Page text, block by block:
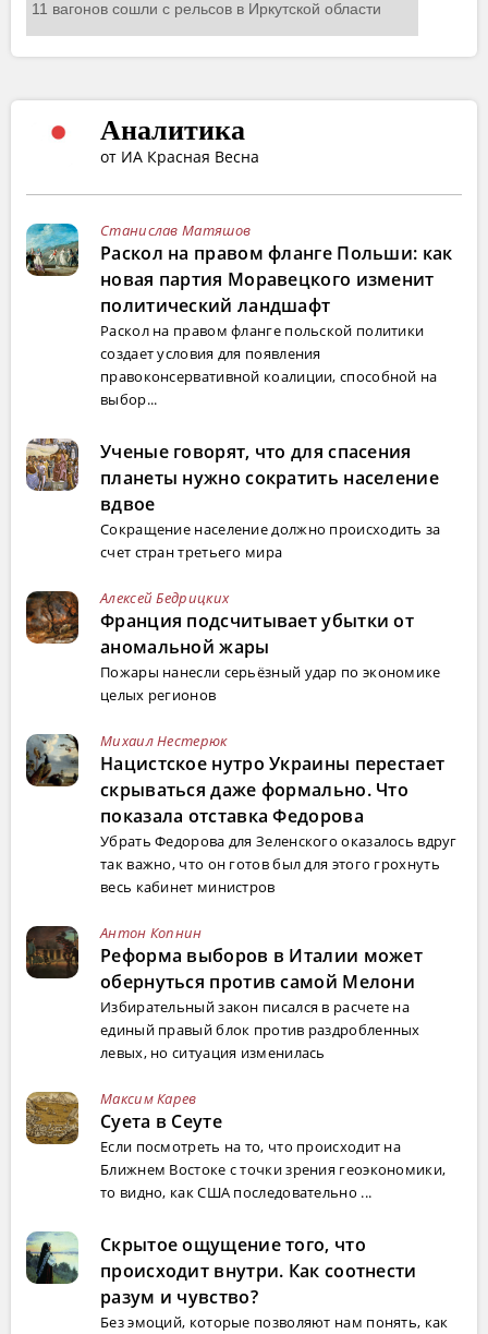
Аналитика
от ИА Красная Весна
Станислав Матяшов
Раскол на правом фланге Польши: как
новая партия Моравецкого изменит
политический ландшафт
Раскол на правом фланге польской политики
создает условия для появления
правоконсервативной коалиции, способной на
выбор...
Ученые говорят, что для спасения
планеты нужно сократить население
вдвое
Сокращение население должно происходить за
счет стран третьего мира
Алексей Бедрицких
Франция подсчитывает убытки от
аномальной жары
Пожары нанесли серьёзный удар по экономике
целых регионов
Михаил Нестерюк
Нацистское нутро Украины перестает
скрываться даже формально. Что
показала отставка Федорова
Убрать Федорова для Зеленского оказалось вдруг
так важно, что он готов был для этого грохнуть
весь кабинет министров
Антон Копнин
Реформа выборов в Италии может
обернуться против самой Мелони
Избирательный закон писался в расчете на
единый правый блок против раздробленных
левых, но ситуация изменилась
Максим Карев
Суета в Сеуте
Если посмотреть на то, что происходит на
Ближнем Востоке с точки зрения геоэкономики,
то видно, как США последовательно ...
Скрытое ощущение того, что
происходит внутри. Как соотнести
разум и чувство?
Без эмоций, которые позволяют нам понять, как